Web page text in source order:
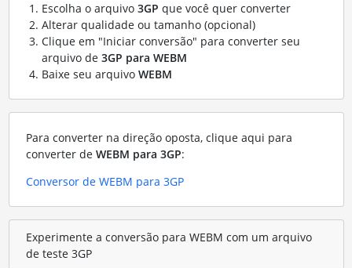
Escolha o arquivo 3GP que você quer converter
Alterar qualidade ou tamanho (opcional)
Clique em "Iniciar conversão" para converter seu
arquivo de 3GP para WEBM
Baixe seu arquivo WEBM
Para converter na direção oposta, clique aqui para
converter de WEBM para 3GP:
Conversor de WEBM para 3GP
Experimente a conversão para WEBM com um arquivo
de teste 3GP